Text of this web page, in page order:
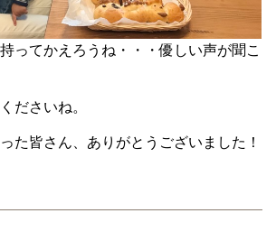
ってかえろうね・・・優しい声が聞こ
ださいね。
た皆さん、ありがとうございました！